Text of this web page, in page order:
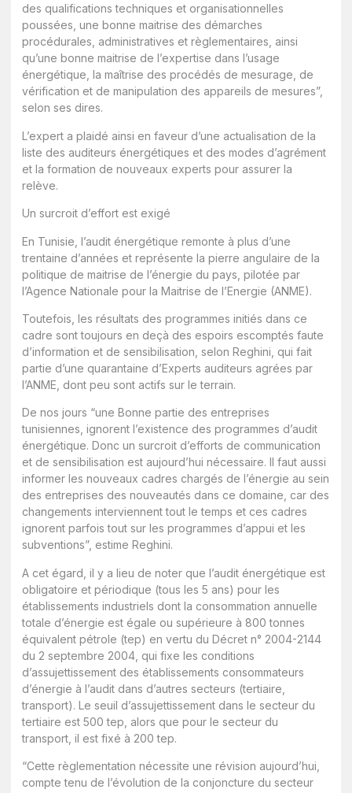
des qualifications techniques et organisationnelles
poussées, une bonne maitrise des démarches
procédurales, administratives et règlementaires, ainsi
qu’une bonne maitrise de l’expertise dans l’usage
énergétique, la maîtrise des procédés de mesurage, de
vérification et de manipulation des appareils de mesures”,
selon ses dires.
L’expert a plaidé ainsi en faveur d’une actualisation de la
liste des auditeurs énergétiques et des modes d’agrément
et la formation de nouveaux experts pour assurer la
relève.
Un surcroit d’effort est exigé
En Tunisie, l’audit énergétique remonte à plus d’une
trentaine d’années et représente la pierre angulaire de la
politique de maitrise de l’énergie du pays, pilotée par
l’Agence Nationale pour la Maitrise de l’Energie (ANME).
Toutefois, les résultats des programmes initiés dans ce
cadre sont toujours en deçà des espoirs escomptés faute
d’information et de sensibilisation, selon Reghini, qui fait
partie d’une quarantaine d’Experts auditeurs agrées par
l’ANME, dont peu sont actifs sur le terrain.
De nos jours “une Bonne partie des entreprises
tunisiennes, ignorent l’existence des programmes d’audit
énergétique. Donc un surcroit d’efforts de communication
et de sensibilisation est aujourd’hui nécessaire. Il faut aussi
informer les nouveaux cadres chargés de l’énergie au sein
des entreprises des nouveautés dans ce domaine, car des
changements interviennent tout le temps et ces cadres
ignorent parfois tout sur les programmes d’appui et les
subventions”, estime Reghini.
A cet égard, il y a lieu de noter que l’audit énergétique est
obligatoire et périodique (tous les 5 ans) pour les
établissements industriels dont la consommation annuelle
totale d’énergie est égale ou supérieure à 800 tonnes
équivalent pétrole (tep) en vertu du Décret n° 2004-2144
du 2 septembre 2004, qui fixe les conditions
d’assujettissement des établissements consommateurs
d’énergie à l’audit dans d’autres secteurs (tertiaire,
transport). Le seuil d’assujettissement dans le secteur du
tertiaire est 500 tep, alors que pour le secteur du
transport, il est fixé à 200 tep.
“Cette règlementation nécessite une révision aujourd’hui,
compte tenu de l’évolution de la conjoncture du secteur